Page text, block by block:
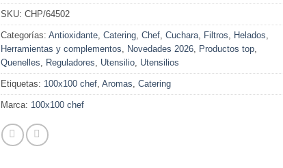
SKU: CHP/64502
Categorías: Antioxidante, Catering, Chef, Cuchara, Filtros Helados
Herramientas y complementos
Novedades 2026, Productos top,
Quenelles
Reguladores Utensilio, Utensilios
Etiquetas: 100x100 chef, Aromas Catering
Marca: 100x100 chef